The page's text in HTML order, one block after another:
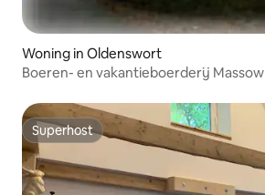
Woning in Oldenswort
Boeren- en vakantieboerderij Massow
Superhost
Superhost